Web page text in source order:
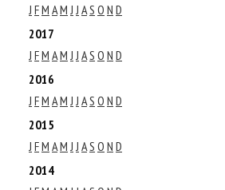
J FM AM J J AS O N D
2017
J FM AM J J AS O N D
2016
J FM AM J J AS O N D
2015
J FM AM J J AS O N D
2014